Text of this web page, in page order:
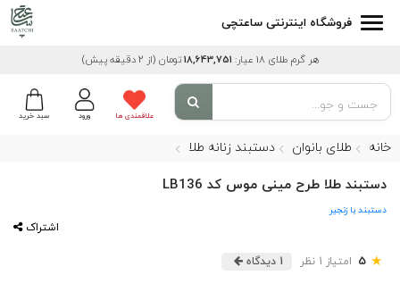
فروشگاه اینترنتی ساعتچی
هر گرم طلای 18 عیار: 18,643,751تومان (از 2 دقیقه پیش)
سبد خرید ورود علاقمندی ها
خانه طلای بانوان دستبند زنانه طلا
دستبند طلا طرح مینی موس کد LB136
دستبند با زنجیر
اشتراک
★
5 امتیاز 1 نظر 1 دیدگاه